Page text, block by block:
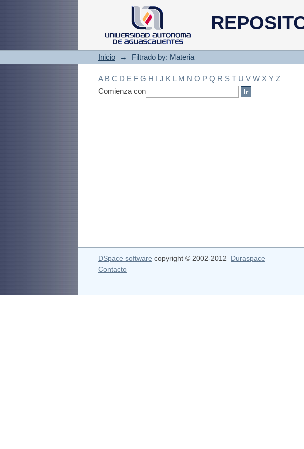
Filtrado by: Materia
Inicio → Filtrado by: Materia
A B C D E F G H I J K L M N O P Q R S T U V W X Y Z
Comienza con
DSpace software copyright © 2002-2012 Duraspace
Contacto